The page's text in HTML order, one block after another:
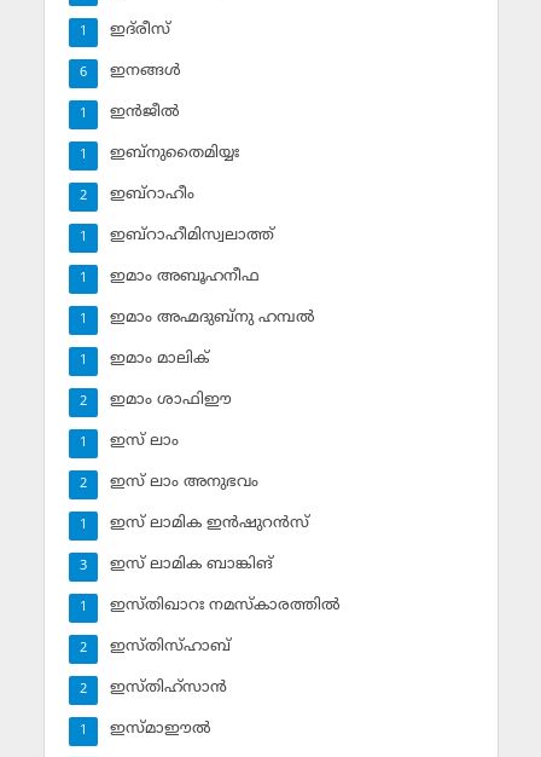
ഇദ്‌രീസ്‌
1
ഇനങ്ങള്‍
6
ഇന്‍ജീല്‍
1
ഇബ്‌നുതൈമിയ്യഃ
1
ഇബ്‌റാഹീം
2
ഇബ്‌റാഹീമിസ്വലാത്ത്
1
ഇമാം അബൂഹനീഫ
1
ഇമാം അഹ്മദുബ്‌നു ഹമ്പല്‍
1
ഇമാം മാലിക്
1
ഇമാം ശാഫിഈ
2
ഇസ് ലാം
1
ഇസ് ലാം അനുഭവം
2
ഇസ് ലാമിക ഇന്‍ഷുറന്‍സ്‌
1
ഇസ് ലാമിക ബാങ്കിങ്‌
3
ഇസ്തിഖാറഃ നമസ്‌കാരത്തില്‍
1
ഇസ്തിസ്ഹാബ്
2
ഇസ്തിഹ്‌സാന്‍
2
ഇസ്മാഈല്‍
1